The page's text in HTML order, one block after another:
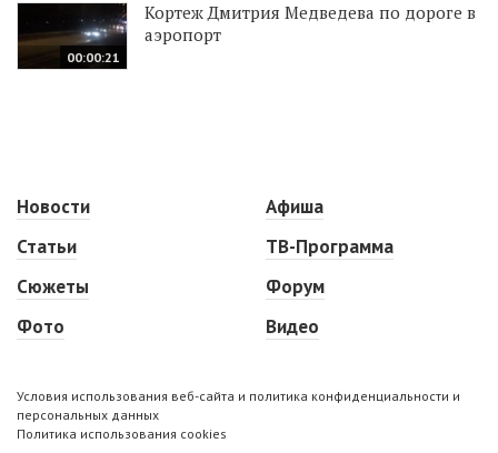
00:00:21
Кортеж Дмитрия Медведева по дороге в
аэропорт
Новости
Статьи
Сюжеты
Фото
Афиша
ТВ-Программа
Форум
Видео
Условия использования веб-сайта и политика конфиденциальности и
персональных данных
Политика использования cookies